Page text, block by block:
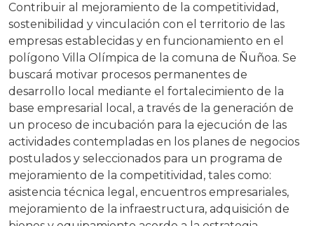
Contribuir al mejoramiento de la competitividad,
sostenibilidad y vinculación con el territorio de las
empresas establecidas y en funcionamiento en el
polígono Villa Olímpica de la comuna de Ñuñoa. Se
buscará motivar procesos permanentes de
desarrollo local mediante el fortalecimiento de la
base empresarial local, a través de la generación de
un proceso de incubación para la ejecución de las
actividades contempladas en los planes de negocios
postulados y seleccionados para un programa de
mejoramiento de la competitividad, tales como:
asistencia técnica legal, encuentros empresariales,
mejoramiento de la infraestructura, adquisición de